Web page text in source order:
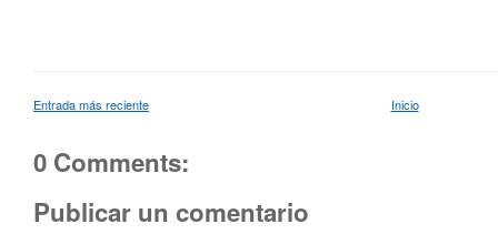
Entrada más reciente Inicio
0 Comments:
Publicar un comentario